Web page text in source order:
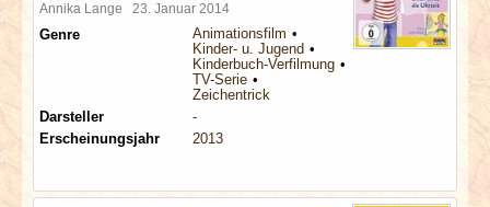
Annika Lange 23. Januar 2014
Genre
Animationsfilm
Kinder- u. Jugend
Kinderbuch-Verfilmung
TV-Serie
Zeichentrick
Darsteller
-
Erscheinungsjahr
2013